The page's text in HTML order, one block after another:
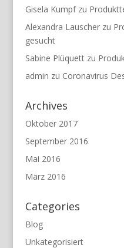
Gisela Kumpfzu
Alexandra Lauscherzu
gesucht
Sabine Plüquettzu
admin zu Coronavirus
Archives
Oktober 2017
September 2016
Mai 2016
März 2016
Categories
Blog
Unkategorisiert